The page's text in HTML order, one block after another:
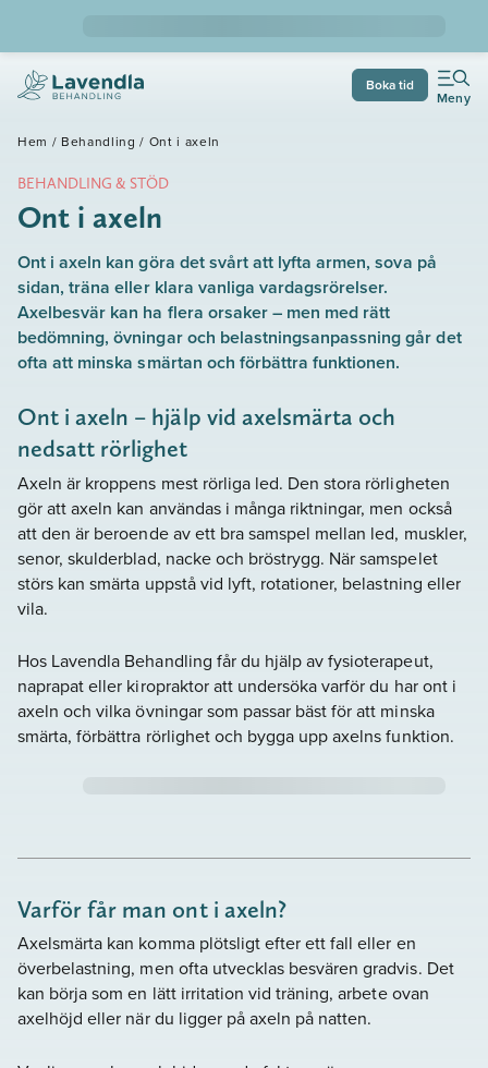
Boka tid
Meny
Hem / Behandling / Ont i axeln
BEHANDLING & STÖD
Ont i axeln
Ont i axeln kan göra det svårt att lyfta armen, sova på
sidan, träna eller klara vanliga vardagsrörelser.
Axelbesvär kan ha flera orsaker – men med rätt
bedömning, övningar och belastningsanpassning går det
ofta att minska smärtan och förbättra funktionen.
Ont i axeln – hjälp vid axelsmärta och
nedsatt rörlighet
Axeln är kroppens mest rörliga led. Den stora rörligheten
gör att axeln kan användas i många riktningar, men också
att den är beroende av ett bra samspel mellan led, muskler,
senor, skulderblad, nacke och bröstrygg. När samspelet
störs kan smärta uppstå vid lyft, rotationer, belastning eller
vila.
Hos Lavendla Behandling får du hjälp av fysioterapeut,
naprapat eller kiropraktor att undersöka varför du har ont i
axeln och vilka övningar som passar bäst för att minska
smärta, förbättra rörlighet och bygga upp axelns funktion.
Varför får man ont i axeln?
Axelsmärta kan komma plötsligt efter ett fall eller en
överbelastning, men ofta utvecklas besvären gradvis. Det
kan börja som en lätt irritation vid träning, arbete ovan
axelhöjd eller när du ligger på axeln på natten.